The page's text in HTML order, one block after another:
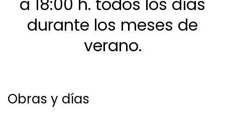
durante los meses de
verano.
Obras y días